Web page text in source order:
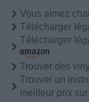
Vous aimez
Télécharger
Télécharger
Trouver des
Trouver un
meilleur prix sur